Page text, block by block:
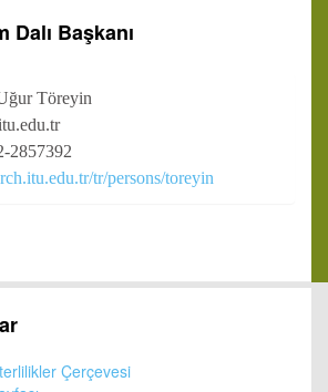
Dalı Başkanı
Töreyin
2857392
tr/persons/toreyin
Çerçevesi